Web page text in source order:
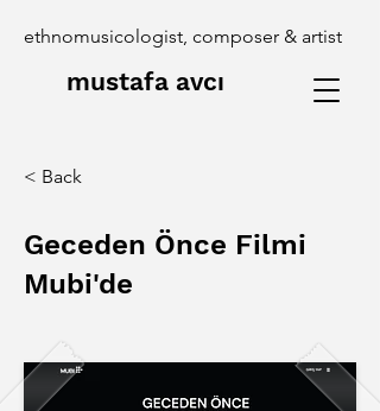
ethnomusicologist, composer & artist
mustafa avcı
< Back
Geceden Önce Filmi
Mubi'de